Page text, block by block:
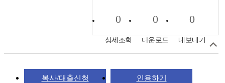
0
상세조회
0
다운로드
0
내보내기
복사/대출신청 인용하기